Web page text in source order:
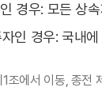
경우: 모든 상
인 경우: 국내
조에서 이동, 종전